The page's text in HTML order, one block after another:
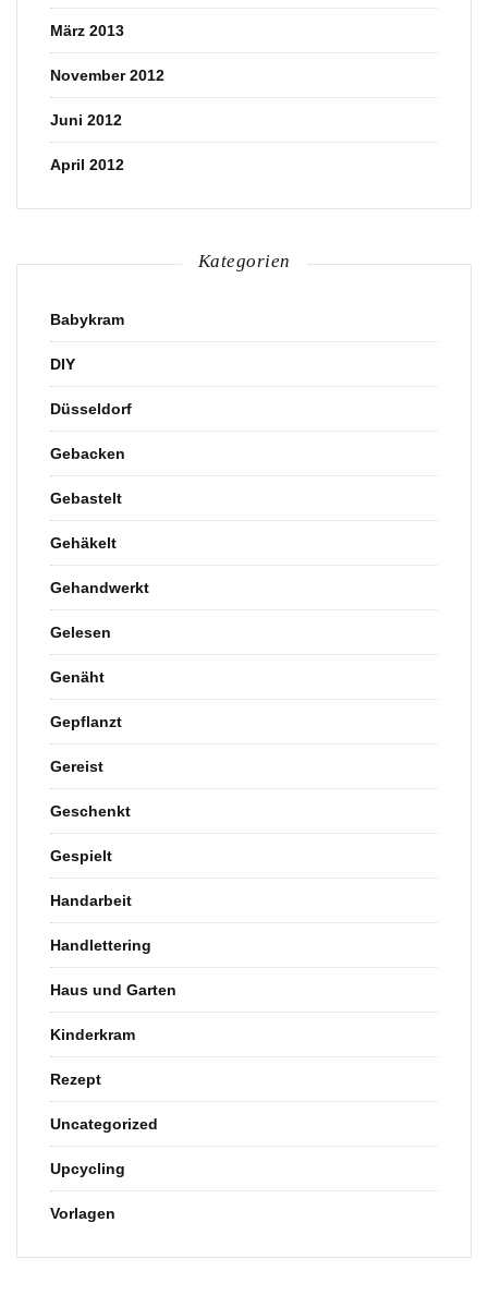
März 2013
November 2012
Juni 2012
April 2012
Kategorien
Babykram
DIY
Düsseldorf
Gebacken
Gebastelt
Gehäkelt
Gehandwerkt
Gelesen
Genäht
Gepflanzt
Gereist
Geschenkt
Gespielt
Handarbeit
Handlettering
Haus und Garten
Kinderkram
Rezept
Uncategorized
Upcycling
Vorlagen